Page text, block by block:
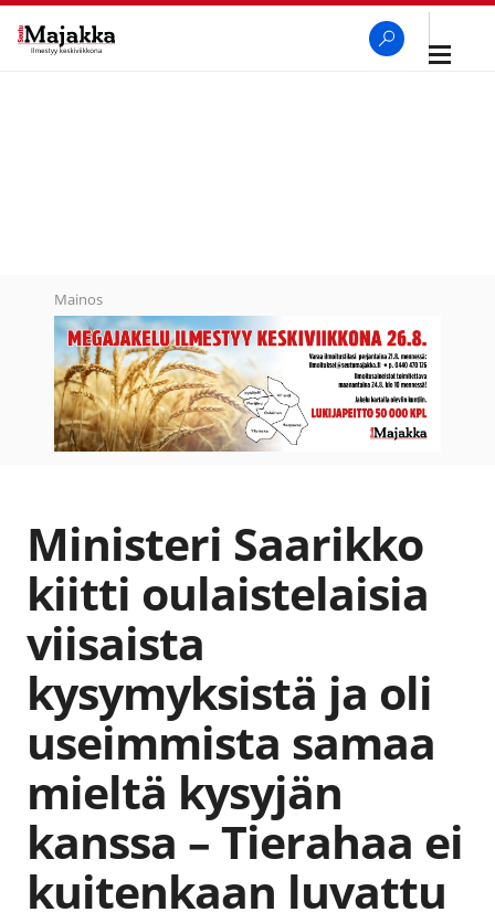
Avaa
Mainos
Ministeri Saarikko
kiitti oulaistelaisia
viisaista
kysymyksistä ja oli
useimmista samaa
mieltä kysyjän
kanssa – Tierahaa ei
kuitenkaan luvattu